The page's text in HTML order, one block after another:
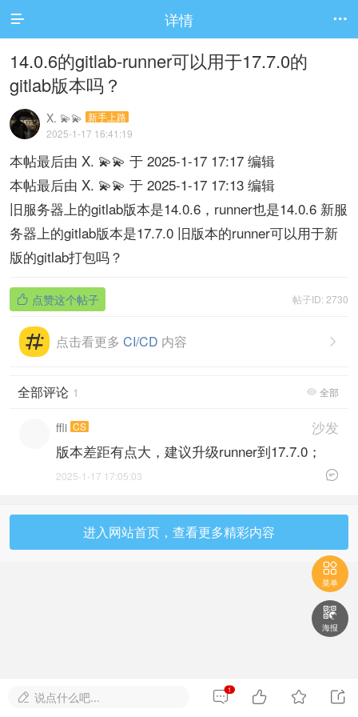
 详情 
14.0.6的gitlab-runner可以用于17.7.0的
gitlab版本吗？
X. 💫💫 新手上路
2025-1-17 16:41:19
本帖最后由 X. 💫💫 于 2025-1-17 17:17 编辑
本帖最后由 X. 💫💫 于 2025-1-17 17:13 编辑
旧服务器上的gitlab版本是14.0.6，runner也是14.0.6 新服
务器上的gitlab版本是17.7.0 旧版本的runner可以用于新
版的gitlab打包吗？
帖子ID: 2730
 点赞这个帖子

点击看更多 CI/CD 内容
 全部
全部评论 1
沙发
ffli CS
版本差距有点大，建议升级runner到17.7.0；

2025-1-17 17:05:03
进入网站首页，查看更多精彩内容

菜单

海报
 说点什么吧... 1   